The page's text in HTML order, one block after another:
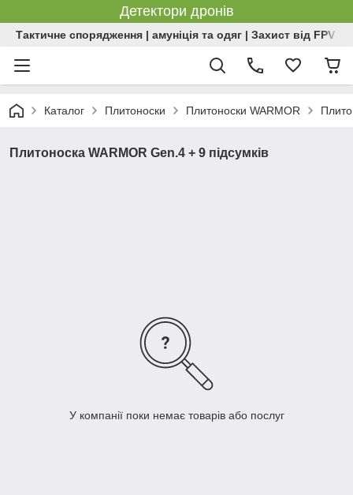
Детектори дронів
Тактичне спорядження | амуніція та одяг | Захист від FPV |
Каталог Плитоноски Плитоноски WARMOR
Плитоноска WARMOR Gen.4 + 9 підсумків
У компанії поки немає товарів або послуг